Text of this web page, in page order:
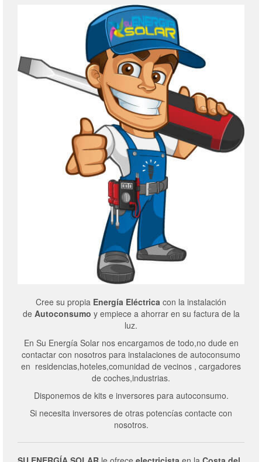
Cree su propia Energía Eléctrica con la instalación
de Autoconsumo y empiece a ahorrar en su factura de la
luz.
En Su Energía Solar nos encargamos de todo,no dude en
contactar con nosotros para instalaciones de autoconsumo
en residencias,hoteles,comunidad de vecinos , cargadores
de coches,industrias.
Disponemos de kits e inversores para autoconsumo.
Si necesita inversores de otras potencías contacte con
nosotros.